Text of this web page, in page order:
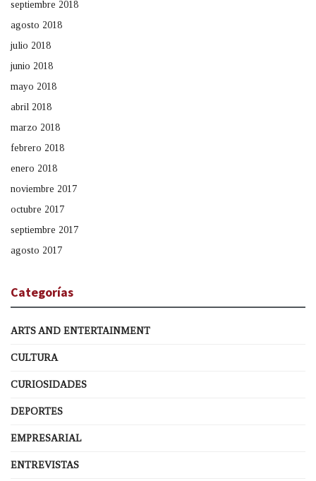
septiembre 2018
agosto 2018
julio 2018
junio 2018
mayo 2018
abril 2018
marzo 2018
febrero 2018
enero 2018
noviembre 2017
octubre 2017
septiembre 2017
agosto 2017
Categorías
ARTS AND ENTERTAINMENT
CULTURA
CURIOSIDADES
DEPORTES
EMPRESARIAL
ENTREVISTAS